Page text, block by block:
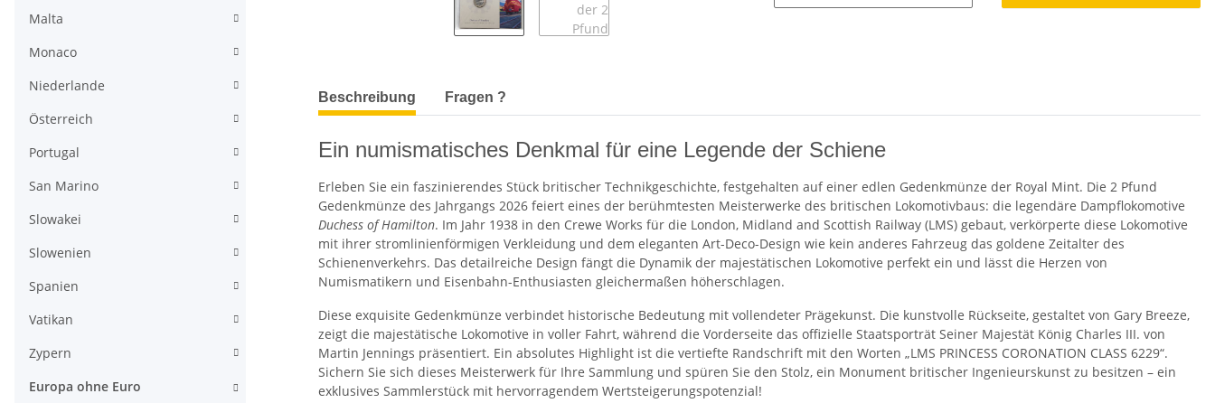
weitere Registerkarten anzeigen
Beschreibung Fragen ?
Ein numismatisches Denkmal für eine Legende der Schiene
Erleben Sie ein faszinierendes Stück britischer Technikgeschichte, festgehalten auf einer edlen Gedenkmünze der Royal Mint. Die 2 Pfund
Gedenkmünze des Jahrgangs 2026 feiert eines der berühmtesten Meisterwerke des britischen Lokomotivbaus: die legendäre Dampflokomotive
Duchess of Hamilton. Im Jahr 1938 in den Crewe Works für die London, Midland and Scottish Railway (LMS) gebaut, verkörperte diese Lokomotive
mit ihrer stromlinienförmigen Verkleidung und dem eleganten Art-Deco-Design wie kein anderes Fahrzeug das goldene Zeitalter des
Schienenverkehrs. Das detailreiche Design fängt die Dynamik der majestätischen Lokomotive perfekt ein und lässt die Herzen von
Numismatikern und Eisenbahn-Enthusiasten gleichermaßen höherschlagen.
Diese exquisite Gedenkmünze verbindet historische Bedeutung mit vollendeter Prägekunst. Die kunstvolle Rückseite, gestaltet von Gary Breeze,
zeigt die majestätische Lokomotive in voller Fahrt, während die Vorderseite das offizielle Staatsporträt Seiner Majestät König Charles III. von
Martin Jennings präsentiert. Ein absolutes Highlight ist die vertiefte Randschrift mit den Worten „LMS PRINCESS CORONATION CLASS 6229“.
Sichern Sie sich dieses Meisterwerk für Ihre Sammlung und spüren Sie den Stolz, ein Monument britischer Ingenieurskunst zu besitzen – ein
exklusives Sammlerstück mit hervorragendem Wertsteigerungspotenzial!
Malta
Monaco
Niederlande
Österreich
Portugal
San Marino
Slowakei
Slowenien
Spanien
Vatikan
Zypern
Europa ohne Euro